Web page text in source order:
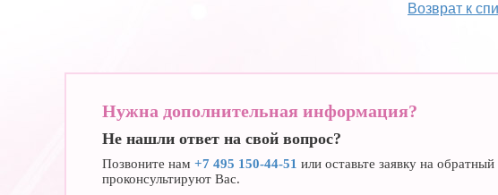
Возврат к
Нужна дополнительная информация?
Не нашли ответ на свой вопрос?
Позвоните нам +7 495 150-44-51 или оставьте заявку на
проконсультируют Вас.